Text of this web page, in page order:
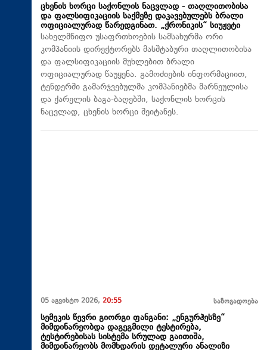
ცხენის ხორცი საქონლის ნაცვლად - თაღლითობისა
და ფალსიფიკაციის საქმეზე დაკავებულებს ბრალი
ოფიციალურად წარედგინათ. „ქრონიკის“ სიუჟეტი
სახელმწიფო უსაფრთხოების სამსახურმა ორი
კომპანიის დირექტორებს მასშტაბური თაღლითობისა
და ფალსიფიკაციის მუხლებით ბრალი
ოფიციალურად წაუყენა. გამოძიების ინფორმაციით,
ტენდერში გამარჯვებულმა კომპანიებმა მარნეულისა
და ქარელის ბაგა-ბაღებში, საქონლის ხორცის
ნაცვლად, ცხენის ხორცი შეიტანეს.
05 აგვისტო 2026, 20:55 საზოგადოება
სემეკის წევრი გიორგი ფანგანი: „ენგურჰესზე“
მიმდინარეობდა დაგეგმილი ტესტირება,
ტესტირებისას სისტემა სრულად გაითიშა,
მიმდინარეობს მომხდარის დეტალური ანალიზი